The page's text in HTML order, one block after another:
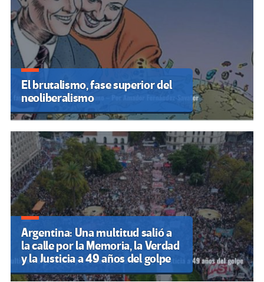
El brutalismo, fase superior del
neoliberalismo
Argentina: Una multitud salió a
la calle por la Memoria, la Verdad
y la Justicia a 49 años del golpe